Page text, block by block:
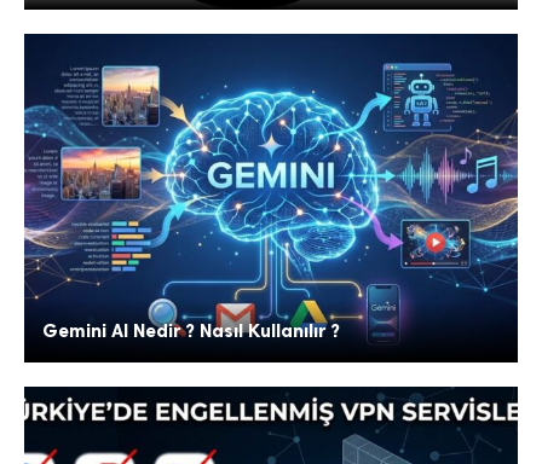
Gemini AI Nedir ? Nasıl Kullanılır ?